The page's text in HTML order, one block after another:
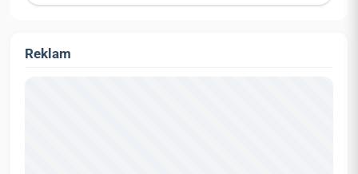
Reklam